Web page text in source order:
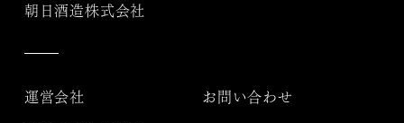
朝日酒造株式会社
運営会社 お問い合わせ